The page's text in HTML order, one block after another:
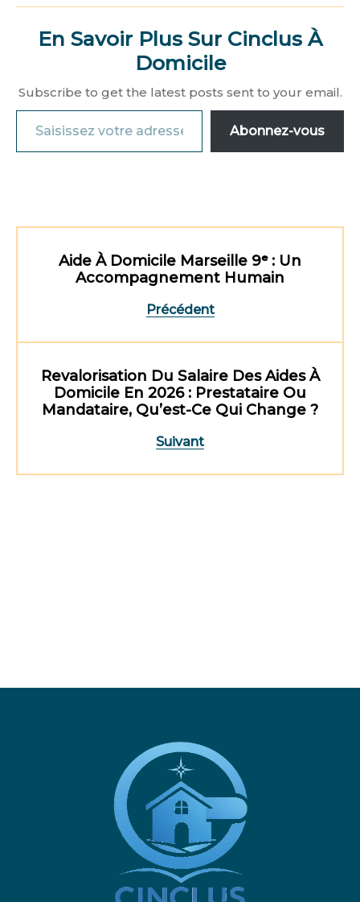
En Savoir Plus Sur Cinclus À
Domicile
Subscribe to get the latest posts sent to your email.
Abonnez-vous
Précédent
Aide À Domicile Marseille 9ᵉ : Un
Accompagnement Humain
Suivant
Revalorisation Du Salaire Des Aides À
Domicile En 2026 : Prestataire Ou
Mandataire, Qu’est-Ce Qui Change ?